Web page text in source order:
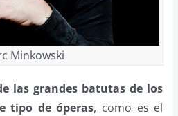
Minkowski
las grandes batutas de los
tipo de óperas, como es el